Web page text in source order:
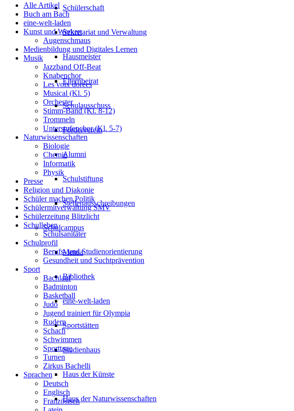
Schülerschaft
Sekretariat und Verwaltung
Hausmeister
Elternbeirat
Schulausschuss
Förderverein
Alumni
Schulstiftung
Stellenausschreibungen
Schulcampus
Mensa
Bibliothek
eine-welt-laden
Sportstätten
Studienhaus
Haus der Künste
Haus der Naturwissenschaften
Alle Artikel
Buch am Bach
eine-welt-laden
Kunst und Werken
Augenschmaus
Medienbildung und Digitales Lernen
Musik
Jazzband Off-Beat
Knabenchor
Les voix dorées
Musical (Kl. 5)
Orchester
Stimm-Band (Kl. 8-12)
Trommeln
Unterstufenchor (Kl. 5-7)
Naturwissenschaften
Biologie
Chemie
Informatik
Physik
Presse
Religion und Diakonie
Schüler machen Politik
Schülermitverwaltung SMV
Schülerzeitung Blitzlicht
Schulleben
Schulsanitäter
Schulprofil
Berufs- und Studienorientierung
Gesundheit und Suchtprävention
Sport
Bachlauf
Badminton
Basketball
Judo
Jugend trainiert für Olympia
Rudern
Schach
Schwimmen
Sporttage
Turnen
Zirkus Bachelli
Sprachen
Deutsch
Englisch
Französisch